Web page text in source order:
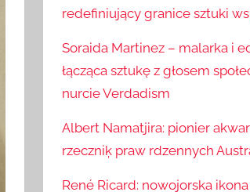
redefiniujący granice sztuki
Soraida Martinez – malarka i
łącząca sztukę z głosem
nurcie Verdadism
Albert Namatjira: pionier
rzeczniķ praw rdzennych
René Ricard: nowojorska